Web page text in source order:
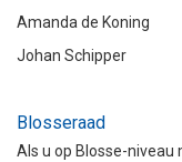
Amanda de Koning
Johan Schipper
Blosseraad
Als u op Blosse-